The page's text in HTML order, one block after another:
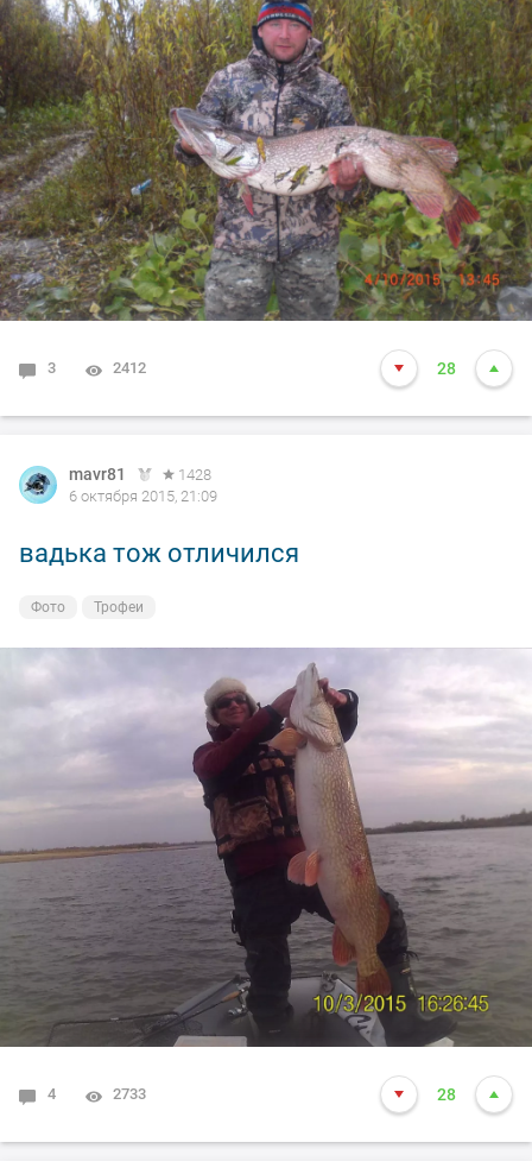
еще надо было доехать до сто сделать тормоза,
каждые 100 метров приходилось поддавать газу чтоб
не сесть хорощая резина и проставки полеуритановые
сделали свое дело так шли вдоль тюменского
полуострова, увидели свежий подъем не
раскуроченный решили попробовать поднятся там так
как в том месте где спускались поднятся было под
вопросом, поднялись легко и поехали вдоль поля
выехали практически к первому дому за 2 дня поиска
карася набрали 30 кг окуня сдали местным по 50
рублей, на ремонт машины заехали в автомойку и сто
в купино выехали в 5 вечера. фото не делал так как
было сыкотно всю дорогу немного поснимал ночного
карася
https://my.mail.ru/mail/medved.81/video/_myvideo/4.htm
https://my.mail.ru/mail/medved.81/video/_myvideo/3.htm
3 2412 28
mavr81
1428
6 октября 2015, 21:09
вадька тож отличился
Фото Трофеи
4 2733 28